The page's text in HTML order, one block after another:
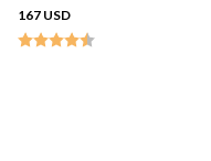
167 USD